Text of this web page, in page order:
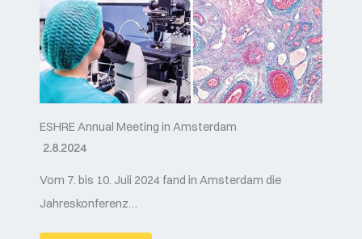
ESHRE Annual Meeting in Amsterdam
2.8.2024
Vom 7. bis 10. Juli 2024 fand in Amsterdam die
Jahreskonferenz…